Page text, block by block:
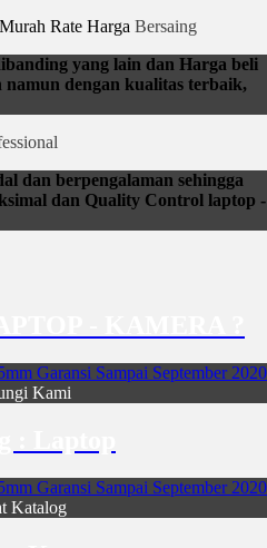
Rate Harga Bersaing
yang lain dan Harga beli
dengan kualitas terbaik,
dan berpengalaman sehingga
dan Quality Control laptop -
Kami
Katalog